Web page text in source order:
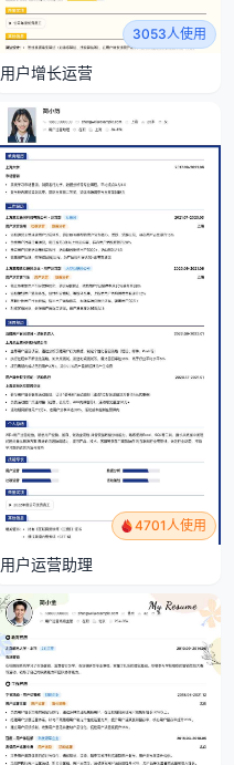
3053人使用
用户增长运营
4701人使用
用户运营助理